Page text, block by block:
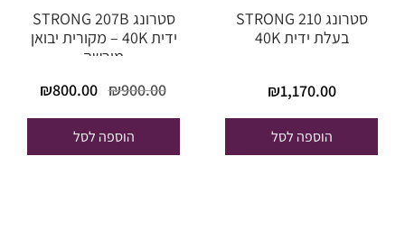
סטרונג STRONG 210
בעלת ידית 40K
₪1,170.00
הוספה לסל
סטרונג STRONG 207B
ידית 40K – מקורית יבואן
מורשה
₪900.00
המחיר
היה:
₪900.00.
₪800.00
הוספה לסל